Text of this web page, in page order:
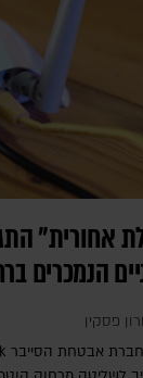
אחורית"
הנמכרים
פסקין